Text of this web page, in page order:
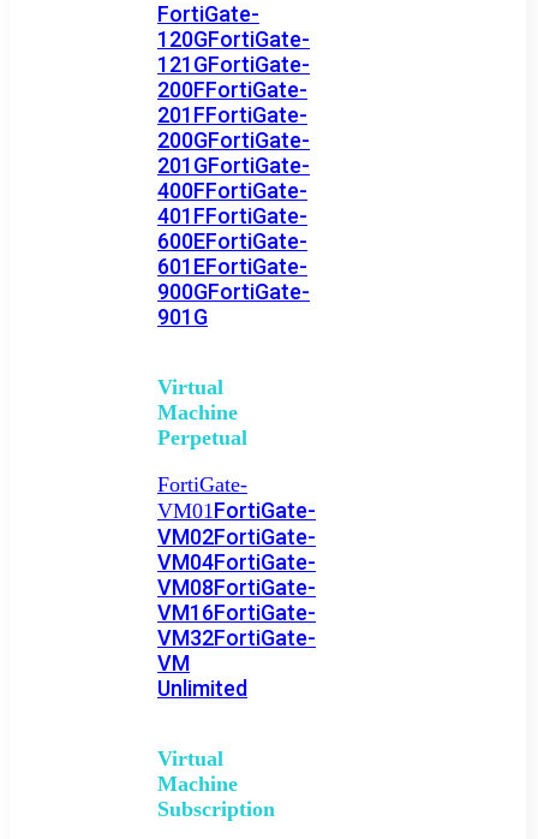
FortiGate-
120GFortiGate-
121GFortiGate-
200FFortiGate-
201FFortiGate-
200GFortiGate-
201GFortiGate-
400FFortiGate-
401FFortiGate-
600EFortiGate-
601EFortiGate-
900GFortiGate-
901G
Virtual
Machine
Perpetual
FortiGate-
VM01FortiGate-
VM02FortiGate-
VM04FortiGate-
VM08FortiGate-
VM16FortiGate-
VM32FortiGate-
VM
Unlimited
Virtual
Machine
Subscription